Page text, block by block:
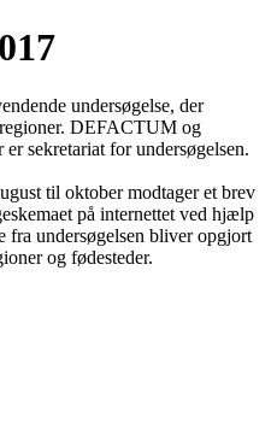
undersøgelse, der
DEFACTUM og
sekretariat for undersøgelsen.
til oktober modtager et brev
på internettet ved hjælp
fra undersøgelsen bliver opgjort
og fødesteder.